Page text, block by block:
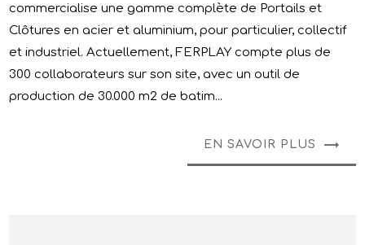
commercialise une gamme complète de Portails et
Clôtures en acier et aluminium, pour particulier, collectif
et industriel. Actuellement, FERPLAY compte plus de
300 collaborateurs sur son site, avec un outil de
production de 30.000 m2 de batim...
EN SAVOIR PLUS